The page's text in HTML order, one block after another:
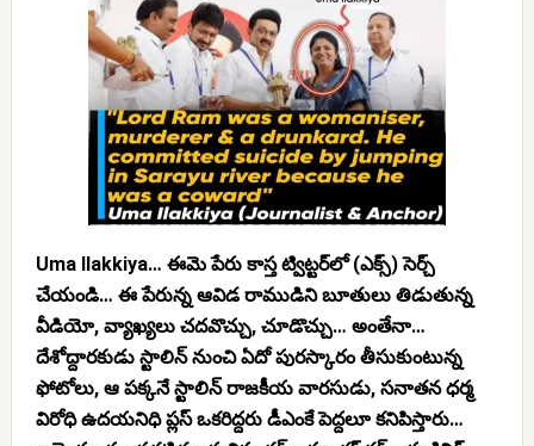
Uma Ilakkiya… ఈమె పేరు కాస్త ట్విట్టర్‌‌లో (ఎక్స్) సెర్చ్
చేయండి… ఈ పేరున్న ఆవిడ రాముడిని బూతులు తిడుతున్న
వీడియో, వ్యాఖ్యలు చదవొచ్చు, చూడొచ్చు… అంతేనా…
దేశోద్దారకుడు స్టాలిన్ నుంచి ఏదో పురస్కారం తీసుకుంటున్న
ఫోటోలు, ఆ పక్కనే స్టాలిన్ రాజకీయ వారసుడు, సనాతన ధర్మ
విరోధి ఉదయనిధి ప్లస్ ఒకరిద్దరు డీఎంకే పెద్దలూ కనిపిస్తారు…